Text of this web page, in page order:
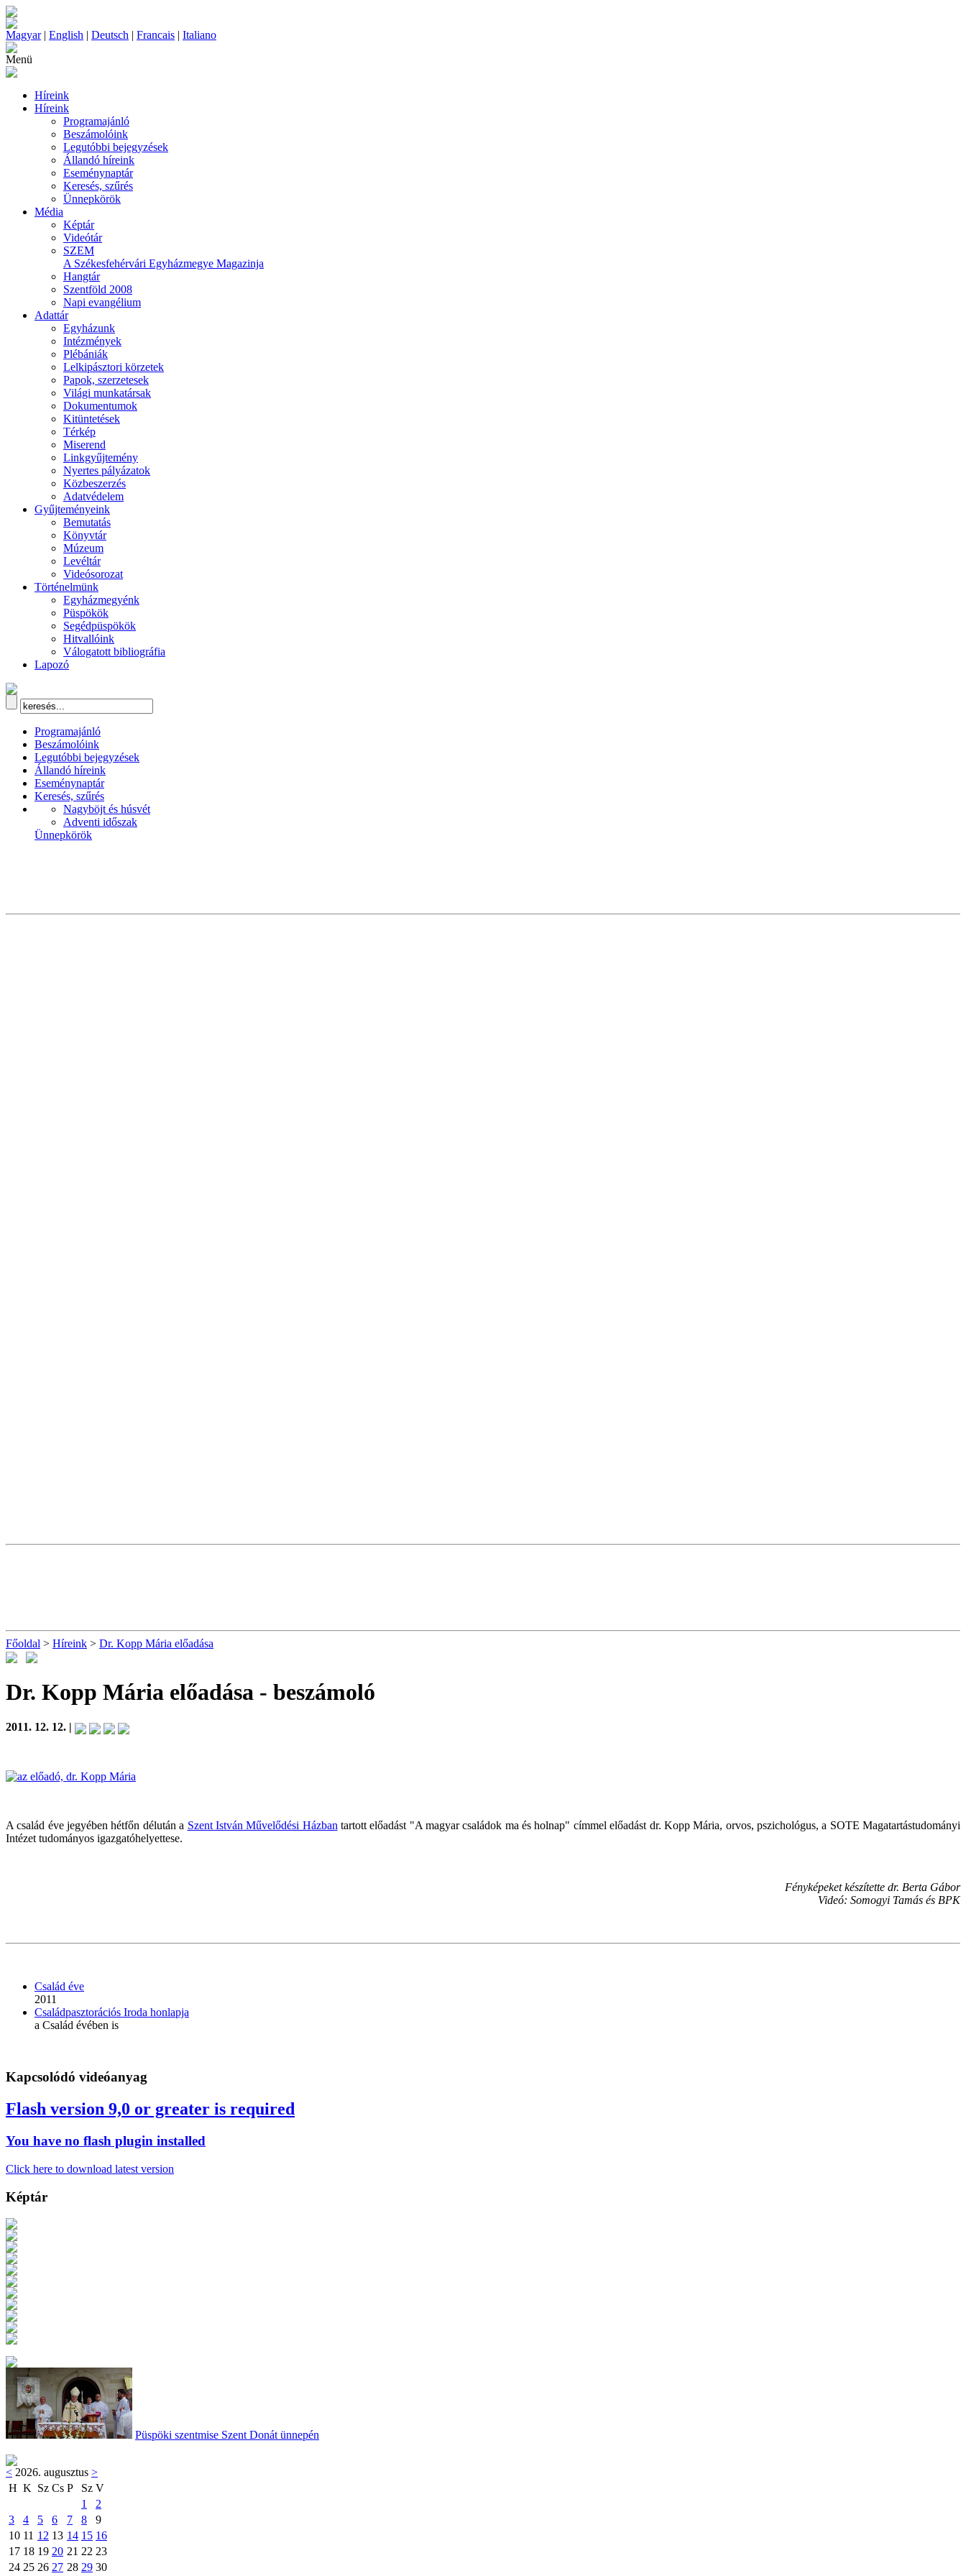
Magyar| English | Deutsch | Francais | Italiano
Menü
Híreink
Híreink
Programajánló
Beszámolóink
Legutóbbi bejegyzések
Állandó híreink
Eseménynaptár
Keresés, szűrés
Ünnepkörök
Média
Képtár
Videótár
SZEM
A Székesfehérvári Egyházmegye Magazinja
Hangtár
Szentföld 2008
Napi evangélium
Adattár
Egyházunk
Intézmények
Plébániák
Lelkipásztori körzetek
Papok, szerzetesek
Világi munkatársak
Dokumentumok
Kitüntetések
Térkép
Miserend
Linkgyűjtemény
Nyertes pályázatok
Közbeszerzés
Adatvédelem
Gyűjteményeink
Bemutatás
Könyvtár
Múzeum
Levéltár
Videósorozat
Történelmünk
Egyházmegyénk
Püspökök
Segédpüspökök
Hitvallóink
Válogatott bibliográfia
Lapozó
Programajánló
Beszámolóink
Legutóbbi bejegyzések
Állandó híreink
Eseménynaptár
Keresés, szűrés
Nagyböjt és húsvét
Adventi időszak
Ünnepkörök
Főoldal > Híreink > Dr. Kopp Mária előadása
Dr. Kopp Mária előadása - beszámoló
2011. 12. 12. |
A család éve jegyében hétfőn délután a Szent István Művelődési Házban tartott előadást "A magyar családok ma és holnap" címmel előadást dr. Kopp Mária, orvos, pszichológus, a SOTE Magatartástudományi
Intézet tudományos igazgatóhelyettese.
Fényképeket készítette dr. Berta Gábor
Videó: Somogyi Tamás és BPK
Család éve
2011
Családpasztorációs Iroda honlapja
a Család évében is
Kapcsolódó videóanyag
Flash version 9,0 or greater is required
You have no flash plugin installed
Click here to download latest version
Képtár
Püspöki szentmise Szent Donát ünnepén
< 2026. augusztus >
H K Sz Cs P Sz V
1
2
3
4 5 6 7 8
9
10 11 12 13 14 15 16
17 18 19 20 21 22 23
24 25 26 27 28 29 30